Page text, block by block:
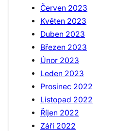
Červen 2023
Květen 2023
Duben 2023
Březen 2023
Únor 2023
Leden 2023
Prosinec 2022
Listopad 2022
Říjen 2022
Září 2022